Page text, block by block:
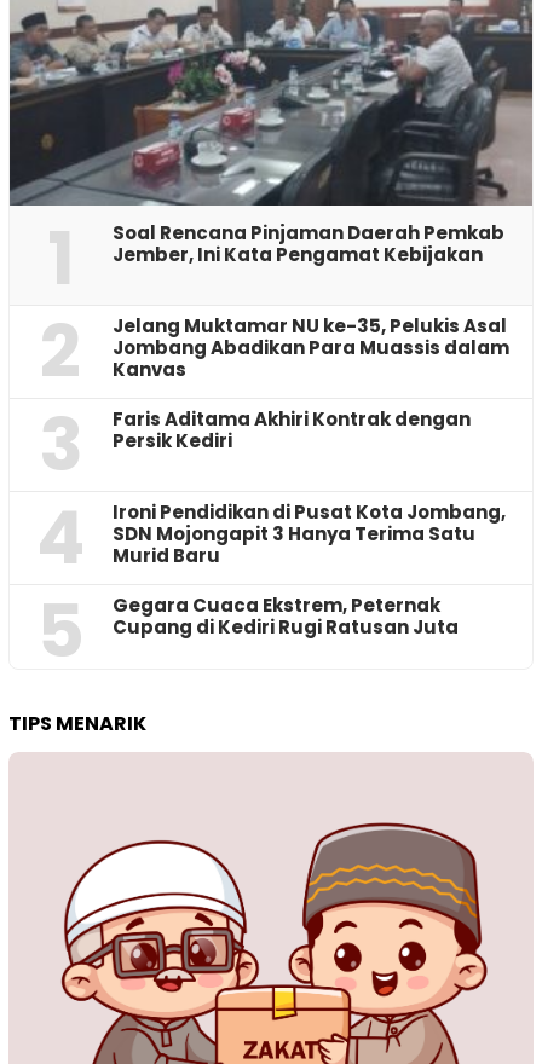
1
‎Soal Rencana Pinjaman Daerah Pemkab
Jember, Ini Kata Pengamat Kebijakan ‎
2
Jelang Muktamar NU ke-35, Pelukis Asal
Jombang Abadikan Para Muassis dalam
Kanvas
3
Faris Aditama Akhiri Kontrak dengan
Persik Kediri
4
Ironi Pendidikan di Pusat Kota Jombang,
SDN Mojongapit 3 Hanya Terima Satu
Murid Baru
5
‎Gegara Cuaca Ekstrem, Peternak
Cupang di Kediri Rugi Ratusan Juta
TIPS MENARIK